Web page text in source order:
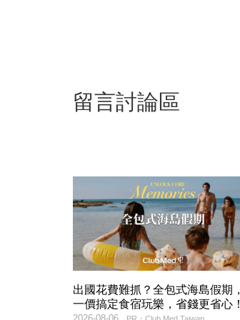
留言討論區
出國花費難抓？全包式海島假期，
一價搞定食宿玩樂，省錢更省心！